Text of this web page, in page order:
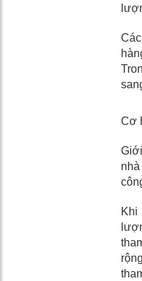
Cơ
Khi